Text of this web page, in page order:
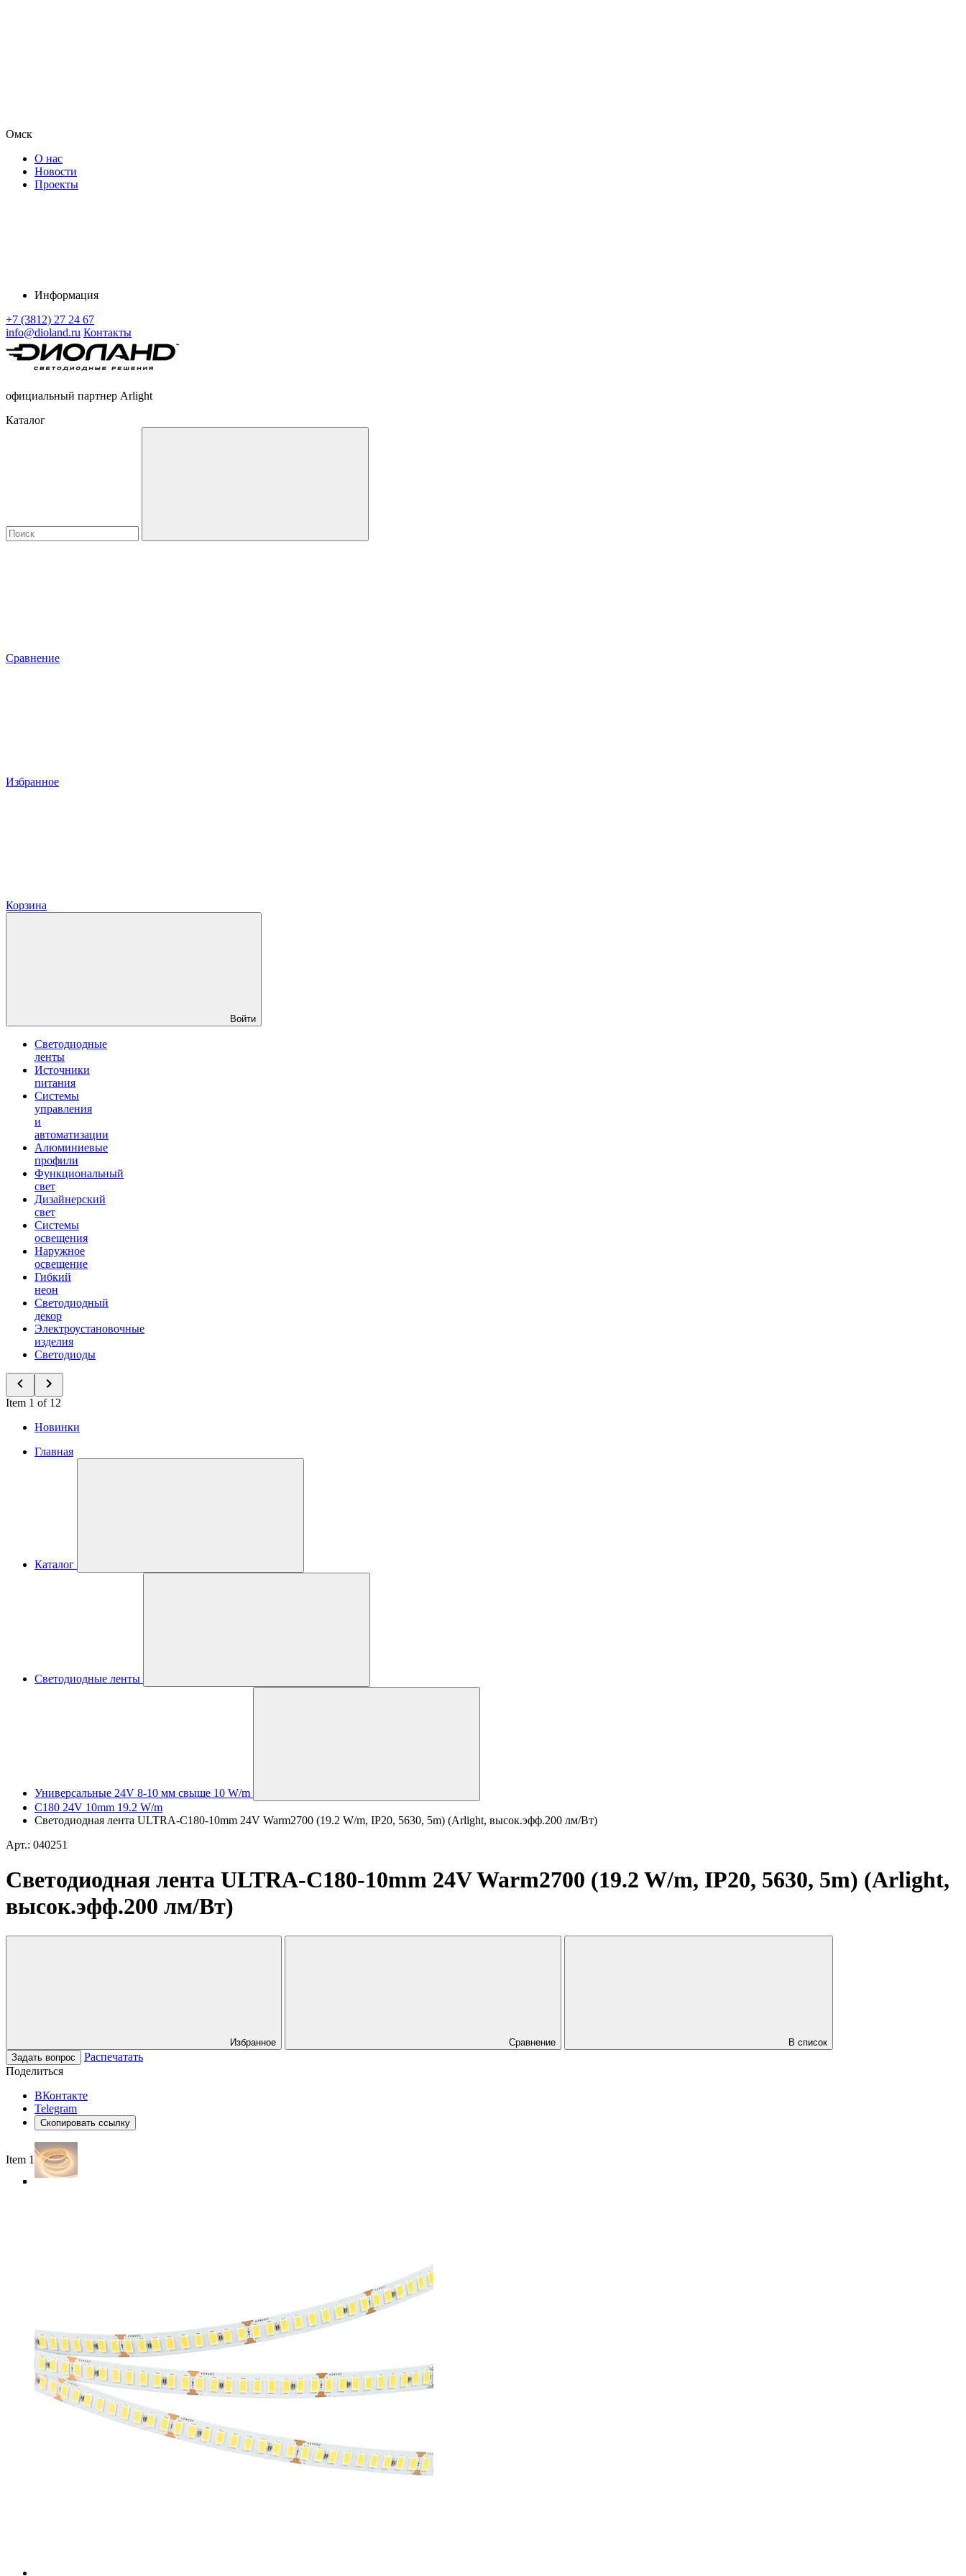
Омск
О нас
Новости
Проекты
Информация
+7 (3812) 27 24 67
info@dioland.ru Контакты
официальный партнер Arlight
Каталог
Сравнение
Избранное
Корзина
Войти
Светодиодные
ленты
Источники
питания
Системы
управления
и
автоматизации
Алюминиевые
профили
Функциональный
свет
Дизайнерский
свет
Системы
освещения
Наружное
освещение
Гибкий
неон
Светодиодный
декор
Электроустановочные
изделия
Светодиоды
Item 1 of 12
Новинки
Главная
Каталог
Светодиодные ленты
Универсальные 24V 8-10 мм свыше 10 W/m
C180 24V 10mm 19.2 W/m
Светодиодная лента ULTRA-C180-10mm 24V Warm2700 (19.2 W/m, IP20, 5630, 5m) (Arlight, высок.эфф.200 лм/Вт)
Арт.: 040251
Светодиодная лента ULTRA-C180-10mm 24V Warm2700 (19.2 W/m, IP20, 5630, 5m) (Arlight,
высок.эфф.200 лм/Вт)
Избранное Сравнение
В список
Задать вопрос
Распечатать
Поделиться
ВКонтакте
Telegram
Скопировать ссылку
Item 1 of 5